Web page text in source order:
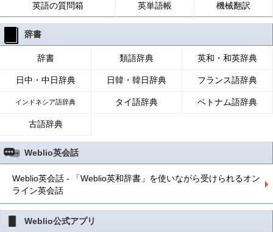
英語の質問箱 英単語帳 機械翻訳
辞書
辞書 類語辞典 英和・和英辞典
日中・中日辞典 日韓・韓日辞典 フランス語辞典
インドネシア語辞典 タイ語辞典 ベトナム語辞典
古語辞典
Weblio英会話
Weblio英会話 - 「Weblio英和辞書」を使いながら受けられるオン
ライン英会話
Weblio公式アプリ